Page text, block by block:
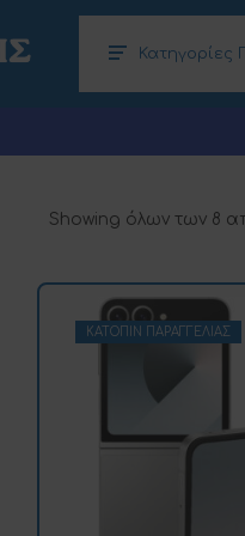
Κατηγορίες
Showing όλων των 8
ΚΑΤΌΠΙΝ ΠΑΡΑΓΓΕΛΊΑΣ